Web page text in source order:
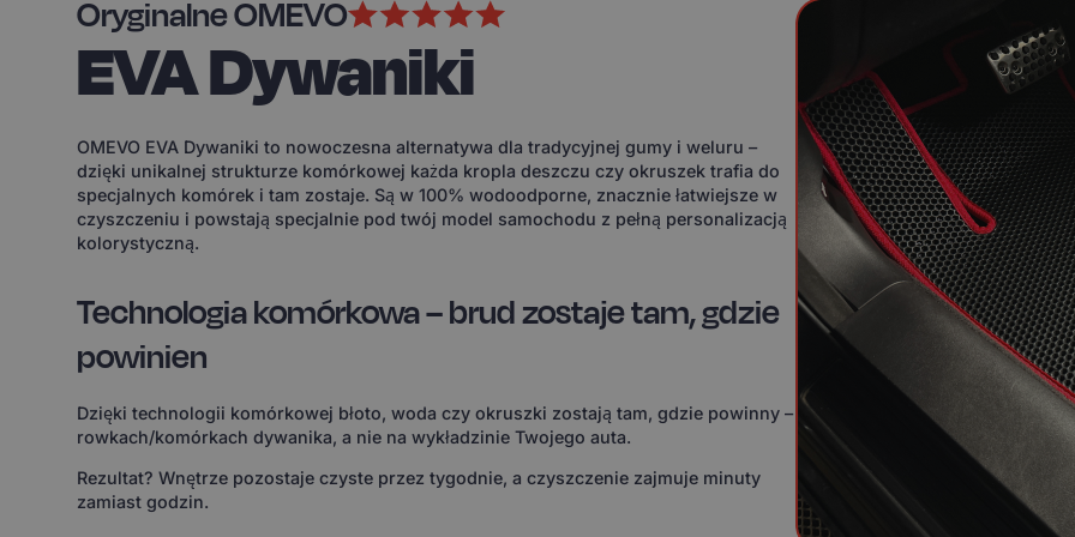
Oryginalne OMEVO
EVA Dywaniki
OMEVO EVA Dywaniki to nowoczesna alternatywa dla tradycyjnej gumy i weluru –
dzięki unikalnej strukturze komórkowej każda kropla deszczu czy okruszek trafia do
specjalnych komórek i tam zostaje. Są w 100% wodoodporne, znacznie łatwiejsze w
czyszczeniu i powstają specjalnie pod twój model samochodu z pełną personalizacją
kolorystyczną.
Technologia komórkowa – brud zostaje tam, gdzie
powinien
Dzięki technologii komórkowej błoto, woda czy okruszki zostają tam, gdzie powinny –
rowkach/komórkach dywanika, a nie na wykładzinie Twojego auta.
Rezultat? Wnętrze pozostaje czyste przez tygodnie, a czyszczenie zajmuje minuty
zamiast godzin.